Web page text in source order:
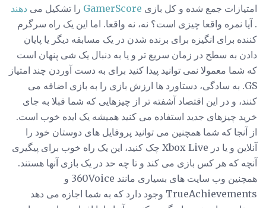
امتیازات جمع شده و کل بازی GamerScore را تشکیل می دهند
. آیا نمره واقعا چیزی است؟ نه، نه واقعا. اما این یک راه سرگرم
کننده برای انگیزه برای برنده شدن در یک مسابقه دیگر یا پایان
دادن به سطح در زمان سریع تر و یا به دنبال یک شی پنهان است
که شما معمولا نمی توانید پیدا کنید برای به دست آوردن چند امتیاز
GS. به سادگی، دستاورد ها ارزش بازی را به بازی اضافه می
کنند، و در این اقتصاد آشفته تر از چیزهایی که شما قبلا به جای
خرید چیزهای جدید استفاده می کنید همیشه یک ایده خوب است.
از آنجا که شما همچنین می توانید پروفایل های دوستان خود را
آنلاین و یا در Xbox Live چک کنید، این یک راه خوب برای پیگیری
آنچه که هر کس بازی می کند و تا چه حد در یک بازی آنها هستند.
همچنین وب سایت های بسیاری مانند 360Voice و
TrueAchievements وجود دارد که به شما اجازه می دهد